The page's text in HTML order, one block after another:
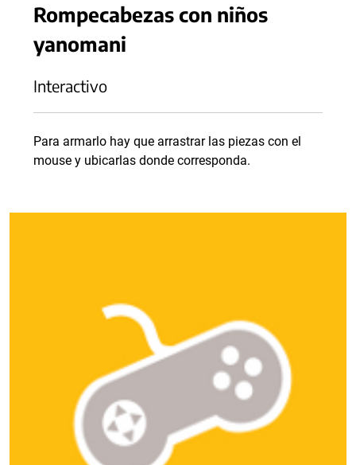
Rompecabezas con niños
yanomani
Interactivo
Para armarlo hay que arrastrar las piezas con el
mouse y ubicarlas donde corresponda.